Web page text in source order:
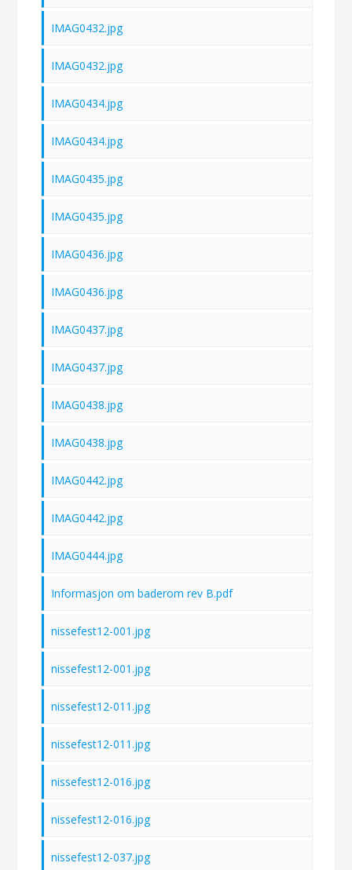
IMAG0432.jpg
IMAG0432.jpg
IMAG0434.jpg
IMAG0434.jpg
IMAG0435.jpg
IMAG0435.jpg
IMAG0436.jpg
IMAG0436.jpg
IMAG0437.jpg
IMAG0437.jpg
IMAG0438.jpg
IMAG0438.jpg
IMAG0442.jpg
IMAG0442.jpg
IMAG0444.jpg
Informasjon om baderom rev B.pdf
nissefest12-001.jpg
nissefest12-001.jpg
nissefest12-011.jpg
nissefest12-011.jpg
nissefest12-016.jpg
nissefest12-016.jpg
nissefest12-037.jpg